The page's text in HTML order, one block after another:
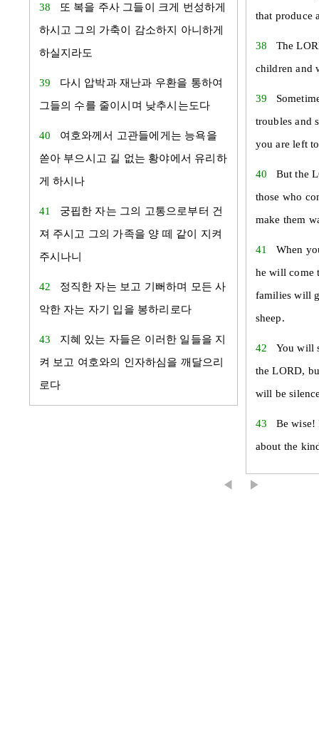
38
또 복을 주사 그들이 크게 번성하게
하시고 그의 가축이 감소하지 아니하게
하실지라도
39 다시 압박과 재난과 우환을 통하여
그들의 수를 줄이시며 낮추시는도다
40 여호와께서 고관들에게는 능욕을
쏟아 부으시고 길 없는 황야에서 유리하
게 하시나
41 궁핍한 자는 그의 고통으로부터 건
져 주시고 그의 가족을 양 떼 같이 지켜
주시나니
42 정직한 자는 보고 기뻐하며 모든 사
악한 자는 자기 입을 봉하리로다
43 지혜 있는 자들은 이러한 일들을 지
켜 보고 여호와의 인자하심을 깨달으리
로다
that produce
38 The
children and
39
troubles and
you are left
40 But the
those who
make them
41 When
he will come
families will
sheep.
42 You will
the LORD,
will be
43 Be wise!
about the